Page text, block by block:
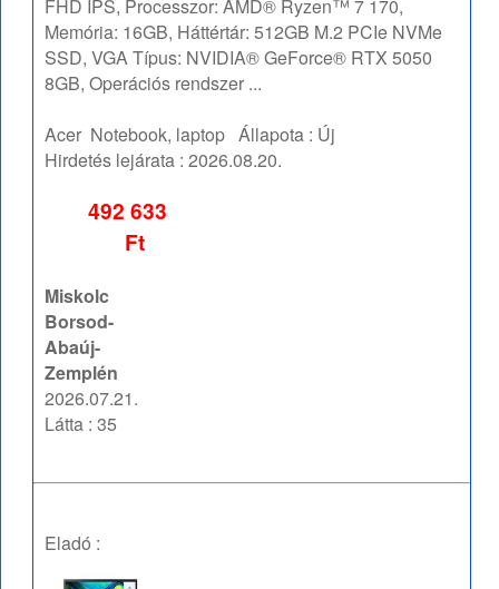
FHD IPS, Processzor: AMD® Ryzen™ 7 170,
Memória: 16GB, Háttértár: 512GB M.2 PCIe NVMe
SSD, VGA Típus: NVIDIA® GeForce® RTX 5050
8GB, Operációs rendszer ...
Acer Notebook, laptop Állapota : Új
Hirdetés lejárata :2026.08.20.
492 633
Ft
Miskolc
Borsod-
Abaúj-
Zemplén
2026.07.21.
Látta : 35
Eladó :